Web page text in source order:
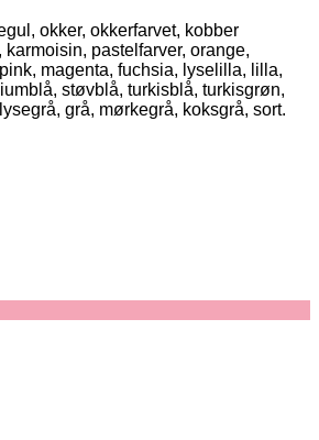
okker, okkerfarvet, kobber
pastelfarver, orange,
magenta, fuchsia, lyselilla, lilla,
støvblå, turkisblå, turkisgrøn,
grå, mørkegrå, koksgrå, sort.